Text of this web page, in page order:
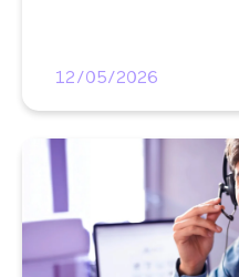
12/05/2026